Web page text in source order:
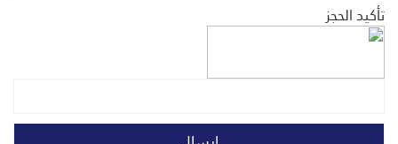
تأكيد الحجز